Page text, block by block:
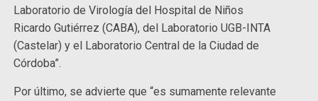
Laboratorio de Virología del Hospital de Niños
Ricardo Gutiérrez (CABA), del Laboratorio UGB-INTA
(Castelar) y el Laboratorio Central de la Ciudad de
Córdoba”.
Por último, se advierte que “es sumamente relevante